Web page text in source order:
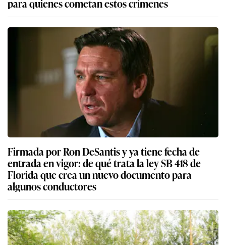
Firmada por Ron DeSantis y ya tiene fecha de
entrada en vigor: de qué trata la ley SB 418 de
Florida que crea un nuevo documento para
algunos conductores